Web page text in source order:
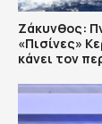
Ζάκυνθος:
«Πισίνες»
κάνει τον